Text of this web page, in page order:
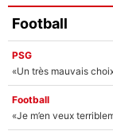
Football
PSG
Football